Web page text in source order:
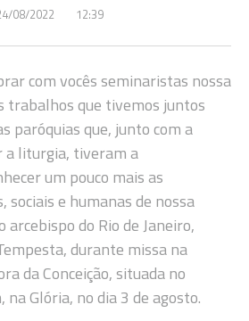
08/2022 12:39
com vocês seminaristas nossa
trabalhos que tivemos juntos
paróquias que, junto com a
a liturgia, tiveram a
um pouco mais as
sociais e humanas de nossa
arcebispo do Rio de Janeiro,
durante missa na
da Conceição, situada no
na Glória, no dia 3 de agosto.